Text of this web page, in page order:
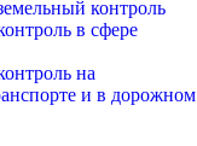
контроль
в сфере
на
и в дорожном